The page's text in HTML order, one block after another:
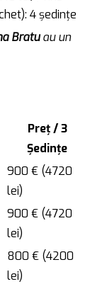
4 ședințe
Bratuau un
Preț / 3
Ședințe
900 € (4720
lei)
900 € (4720
lei)
800 € (4200
lei)